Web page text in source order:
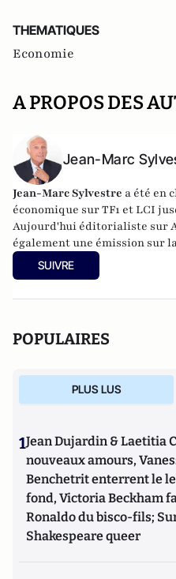
THEMATIQUES
Economie
A PROPOS DES
Jean-Marc
Jean-Marc Sylvestre a été en
économique sur TF1 et LCI
Aujourd'hui éditorialiste sur
également une émission sur
SUIVRE
POPULAIRES
PLUS LUS
1Jean Dujardin & Laetitia
nouveaux amours,
Benchetrit enterrent le
fond, Victoria Beckham
Ronaldo du bisco-fils;
Shakespeare queer